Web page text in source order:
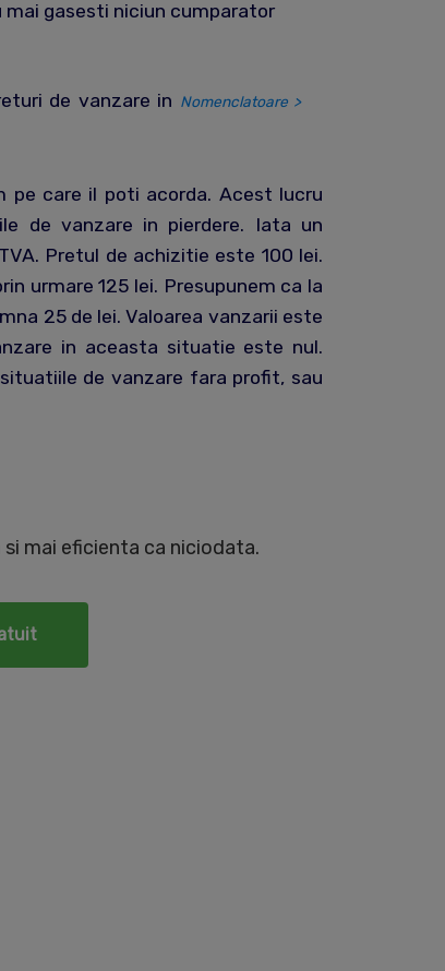
gasesti niciun cumparator
de vanzare in Nomenclatoare >
pe care il poti acorda. Acest lucru
de vanzare in pierdere. Iata un
Pretul de achizitie este 100 lei.
urmare 125 lei. Presupunem ca la
25 de lei. Valoarea vanzarii este
in aceasta situatie este nul.
de vanzare fara profit, sau
mai eficienta ca niciodata.